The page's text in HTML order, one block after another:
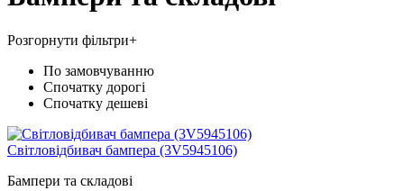
Розгорнути фільтри+
По замовчуванню
Спочатку дорогі
Спочатку дешеві
Свiтловiдбивач бампера (3V5945106)
Бампери та складові